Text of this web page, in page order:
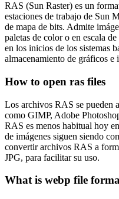
RAS (Sun Raster) es un
estaciones de trabajo de Sun
de mapa de bits. Admite
paletas de color o en escala
en los inicios de los sistemas
almacenamiento de gráficos e
How to open ras files
Los archivos RAS se pueden
como GIMP, Adobe
RAS es menos habitual hoy
de imágenes siguen siendo
convertir archivos RAS a
JPG, para facilitar su uso.
What is webp file